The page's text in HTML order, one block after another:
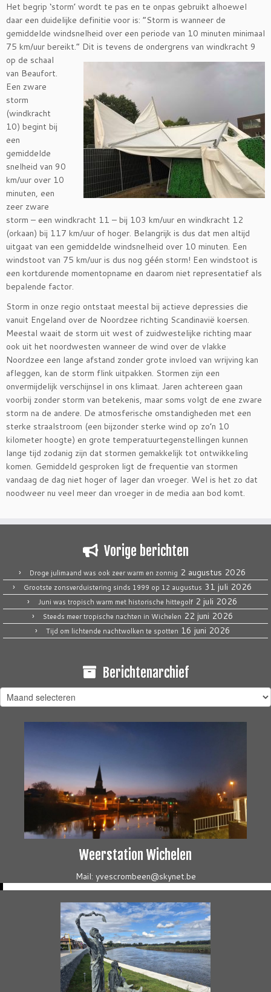
Het begrip ‘storm’ wordt te pas en te onpas gebruikt alhoewel
daar een duidelijke definitie voor is: “Storm is wanneer de
gemiddelde windsnelheid over een periode van 10 minuten minimaal
75 km/uur bereikt.” Dit is tevens de ondergrens van windkracht 9
op de schaal
van Beaufort.
Een zware
storm
(windkracht
10) begint bij
een
gemiddelde
snelheid van 90
km/uur over 10
minuten, een
zeer zware
storm – een windkracht 11 – bij 103 km/uur en windkracht 12
(orkaan) bij 117 km/uur of hoger. Belangrijk is dus dat men altijd
uitgaat van een gemiddelde windsnelheid over 10 minuten. Een
windstoot van 75 km/uur is dus nog géén storm! Een windstoot is
een kortdurende momentopname en daarom niet representatief als
bepalende factor.
Storm in onze regio ontstaat meestal bij actieve depressies die
vanuit Engeland over de Noordzee richting Scandinavië koersen.
Meestal waait de storm uit west of zuidwestelijke richting maar
ook uit het noordwesten wanneer de wind over de vlakke
Noordzee een lange afstand zonder grote invloed van wrijving kan
afleggen, kan de storm flink uitpakken. Stormen zijn een
onvermijdelijk verschijnsel in ons klimaat. Jaren achtereen gaan
voorbij zonder storm van betekenis, maar soms volgt de ene zware
storm na de andere. De atmosferische omstandigheden met een
sterke straalstroom (een bijzonder sterke wind op zo’n 10
kilometer hoogte) en grote temperatuurtegenstellingen kunnen
lange tijd zodanig zijn dat stormen gemakkelijk tot ontwikkeling
komen. Gemiddeld gesproken ligt de frequentie van stormen
vandaag de dag niet hoger of lager dan vroeger. Wel is het zo dat
noodweer nu veel meer dan vroeger in de media aan bod komt.
Vorige berichten
Droge julimaand was ook zeer warm en zonnig 2 augustus 2026
Grootste zonsverduistering sinds 1999 op 12 augustus 31 juli 2026
Juni was tropisch warm met historische hittegolf 2 juli 2026
Steeds meer tropische nachten in Wichelen 22 juni 2026
Tijd om lichtende nachtwolken te spotten 16 juni 2026
Berichtenarchief
Berichtenarchief
Weerstation Wichelen
Mail: yvescrombeen@skynet.be